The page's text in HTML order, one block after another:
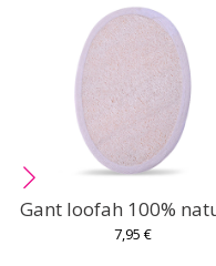
Gant loofah 100%
7,95 €